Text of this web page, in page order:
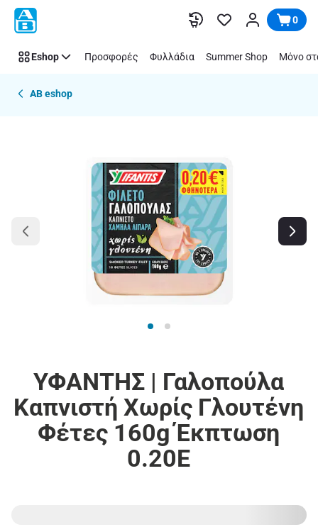
Παράλειψη 0
Eshop Προσφορές Φυλλάδια Summer Shop Μόνο
AB eshop
ΥΦΑΝΤΗΣ | Γαλοπούλα
Καπνιστή Χωρίς Γλουτένη
Φέτες 160g Έκπτωση
0.20Ε